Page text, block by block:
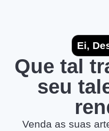
Ei,
Que tal
seu
Venda as suas